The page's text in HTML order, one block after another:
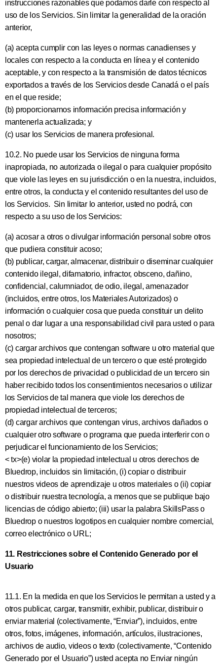
instrucciones razonables que podamos darle con respecto al
uso de los Servicios. Sin limitar la generalidad de la oración
anterior,
(a) acepta cumplir con las leyes o normas canadienses y
locales con respecto a la conducta en línea y el contenido
aceptable, y con respecto a la transmisión de datos técnicos
exportados a través de los Servicios desde Canadá o el país
en el que reside;
(b) proporcionarnos información precisa información y
mantenerla actualizada; y
(c) usar los Servicios de manera profesional.
10.2. No puede usar los Servicios de ninguna forma
inapropiada, no autorizada o ilegal o para cualquier propósito
que viole las leyes en su jurisdicción o en la nuestra, incluidos,
entre otros, la conducta y el contenido resultantes del uso de
los Servicios. Sin limitar lo anterior, usted no podrá, con
respecto a su uso de los Servicios:
(a) acosar a otros o divulgar información personal sobre otros
que pudiera constituir acoso;
(b) publicar, cargar, almacenar, distribuir o diseminar cualquier
contenido ilegal, difamatorio, infractor, obsceno, dañino,
confidencial, calumniador, de odio, ilegal, amenazador
(incluidos, entre otros, los Materiales Autorizados) o
información o cualquier cosa que pueda constituir un delito
penal o dar lugar a una responsabilidad civil para usted o para
nosotros;
(c) cargar archivos que contengan software u otro material que
sea propiedad intelectual de un tercero o que esté protegido
por los derechos de privacidad o publicidad de un tercero sin
haber recibido todos los consentimientos necesarios o utilizar
los Servicios de tal manera que viole los derechos de
propiedad intelectual de terceros;
(d) cargar archivos que contengan virus, archivos dañados o
cualquier otro software o programa que pueda interferir con o
perjudicar el funcionamiento de los Servicios;
< tx>(e) violar la propiedad intelectual u otros derechos de
Bluedrop, incluidos sin limitación, (i) copiar o distribuir
nuestros videos de aprendizaje u otros materiales o (ii) copiar
o distribuir nuestra tecnología, a menos que se publique bajo
licencias de código abierto; (iii) usar la palabra SkillsPass o
Bluedrop o nuestros logotipos en cualquier nombre comercial,
correo electrónico o URL;
11. Restricciones sobre el Contenido Generado por el
Usuario
11.1. En la medida en que los Servicios le permitan a usted y a
otros publicar, cargar, transmitir, exhibir, publicar, distribuir o
enviar material (colectivamente, “Enviar”), incluidos, entre
otros, fotos, imágenes, información, artículos, ilustraciones,
archivos de audio, videos o texto (colectivamente, “Contenido
Generado por el Usuario”) usted acepta no Enviar ningún